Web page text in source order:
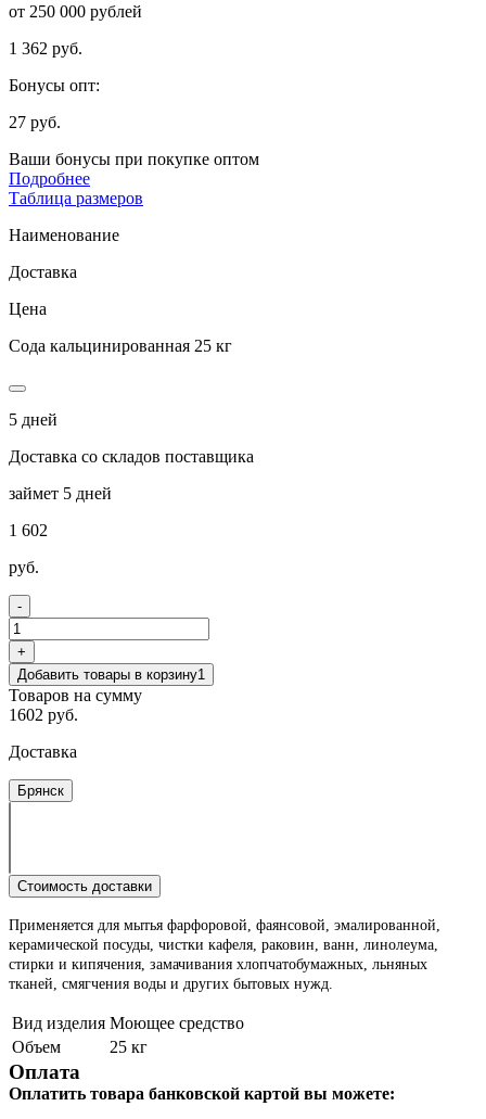
от 250 000 рублей
1 362 руб.
Бонусы опт:
27 руб.
Ваши бонусы при покупке оптом
Подробнее
Таблица размеров
Наименование
Доставка
Цена
Сода кальцинированная 25 кг
5 дней
Доставка со складов поставщика
займет 5 дней
1 602
руб.
-
+
Добавить товары в корзину1
Товаров на сумму
1602 руб.
Доставка
Брянск
Стоимость доставки
Применяется для мытья фарфоровой, фаянсовой, эмалированной,
керамической посуды, чистки кафеля, раковин, ванн, линолеума,
стирки и кипячения, замачивания хлопчатобумажных, льняных
тканей, смягчения воды и других бытовых нужд.
Вид изделия Моющее средство
Объем
25 кг
Оплата
Оплатить товара банковской картой вы можете: